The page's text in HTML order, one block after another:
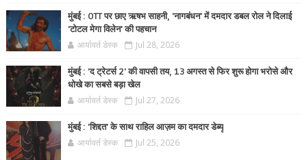
मुंबई : OTT पर छाए ऋषभ साहनी, 'नागबंधन' में दमदार डबल रोल ने दिलाई
'टोटल मेगा विलेन' की पहचान
आर्यावर्त डेस्क Jul 28, 2026
मुंबई : 'द ट्रेटर्स 2' की वापसी तय, 13 अगस्त से फिर शुरू होगा भरोसे और
धोखे का सबसे बड़ा खेल
आर्यावर्त डेस्क Jul 27, 2026
मुंबई : 'शिद्दत' के साथ राहिल आज़म का दमदार डेब्यू
आर्यावर्त डेस्क Jul 25, 2026